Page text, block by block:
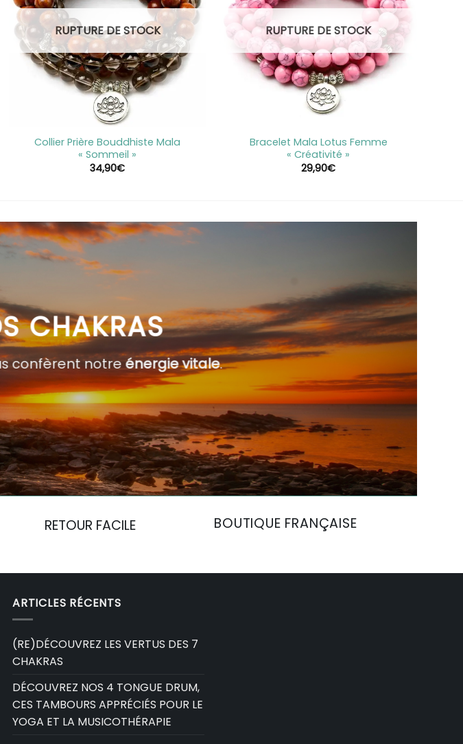
RUPTURE DE STOCK
Collier Prière Bouddhiste Mala
« Sommeil »
34,90€
RUPTURE DE STOCK
Bracelet Mala Lotus Femme
« Créativité »
29,90€
CHAKRAS
confèrent notreénergie vitale.
RETOUR FACILE BOUTIQUE FRANÇAISE
ARTICLES RÉCENTS
(RE)DÉCOUVREZ LES VERTUS DES 7
CHAKRAS
DÉCOUVREZ NOS 4 TONGUE DRUM,
CES TAMBOURS APPRÉCIÉS POUR LE
YOGA ET LA MUSICOTHÉRAPIE